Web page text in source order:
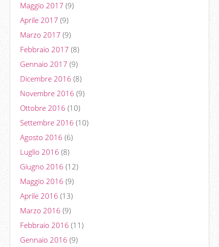
Maggio 2017 (9)
Aprile 2017 (9)
Marzo 2017 (9)
Febbraio 2017 (8)
Gennaio 2017 (9)
Dicembre 2016 (8)
Novembre 2016 (9)
Ottobre 2016 (10)
Settembre 2016 (10)
Agosto 2016 (6)
Luglio 2016 (8)
Giugno 2016 (12)
Maggio 2016 (9)
Aprile 2016 (13)
Marzo 2016 (9)
Febbraio 2016 (11)
Gennaio 2016 (9)